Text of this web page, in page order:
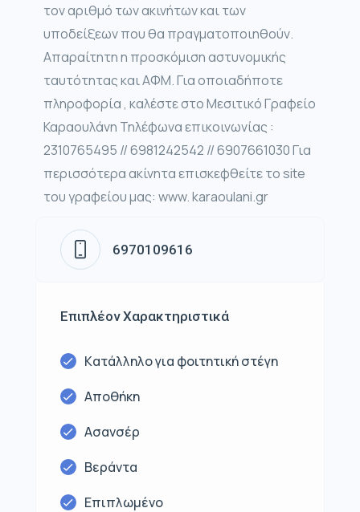
τον αριθμό των ακινήτων και των
υποδείξεων που θα πραγματοποιηθούν.
Απαραίτητη η προσκόμιση αστυνομικής
ταυτότητας και ΑΦΜ. Για οποιαδήποτε
πληροφορία , καλέστε στο Μεσιτικό Γραφείο
Καραουλάνη Τηλέφωνα επικοινωνίας :
2310765495 // 6981242542 // 6907661030 Για
περισσότερα ακίνητα επισκεφθείτε το site
του γραφείου μας: www. karaoulani.gr
6970109616
Επιπλέον Χαρακτηριστικά
Kατάλληλο για φοιτητική στέγη
Αποθήκη
Ασανσέρ
Βεράντα
Επιπλωμένο